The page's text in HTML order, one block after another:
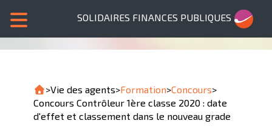
SOLIDAIRES FINANCES PUBLIQUES
>Vie des agents>Formation>Concours>
Concours Contrôleur 1ère classe 2020 : date
d'effet et classement dans le nouveau grade